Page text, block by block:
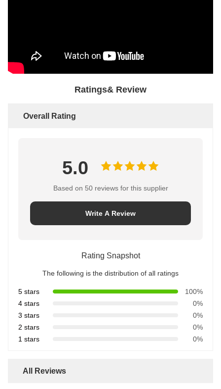
Ratings& Review
Overall Rating
5.0
Based on 50 reviews for this supplier
Write A Review
Rating Snapshot
The following is the distribution of all ratings
5 stars
100%
4 stars
0%
3 stars
0%
2 stars
0%
1 stars
0%
All Reviews